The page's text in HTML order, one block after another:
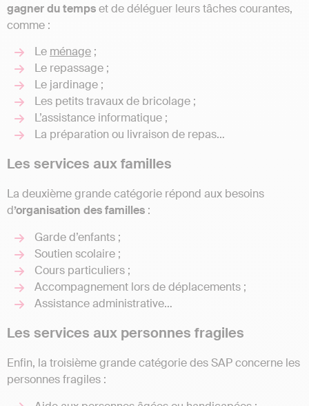
gagner du tempset de déléguer leurs tâches courantes,
comme :
Le ménage ;
Le repassage ;
Le jardinage ;
Les petits travaux de bricolage ;
L’assistance informatique ;
La préparation ou livraison de repas…
Les services aux familles
La deuxième grande catégorie répond aux besoins
d’organisation des familles :
Garde d’enfants ;
Soutien scolaire ;
Cours particuliers ;
Accompagnement lors de déplacements ;
Assistance administrative…
Les services aux personnes fragiles
Enfin, la troisième grande catégorie des SAP concerne les
personnes fragiles :